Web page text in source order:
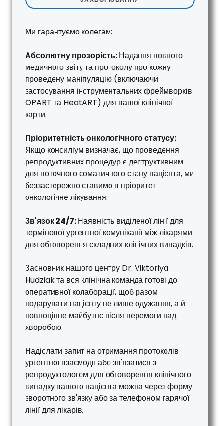
Ми гарантуємо колегам:
Абсолютну прозорість:Надання повного
медичного звіту та протоколу про кожну
проведену маніпуляцію (включаючи
застосування інструментальних фреймворків
OPART та HeatART) для вашої клінічної
карти.
Пріоритетність онкологічного статусу:
Якщо консиліум визначає, що проведення
репродуктивних процедур є деструктивним
для поточного соматичного стану пацієнта, ми
беззастережно ставимо в пріоритет
онкологічне лікування.
Зв'язок 24/7:Наявність виділеної лінії для
термінової ургентної комунікації між лікарями
для обговорення складних клінічних випадків.
Засновник нашого центру Dr. Viktoriya
Hudziak та вся клінічна команда готові до
оперативної колаборації, щоб разом
подарувати пацієнту не лише одужання, а й
повноцінне майбутнє після перемоги над
хворобою.
Надіслати запит на отримання протоколів
ургентної взаємодії або зв'язатися з
репродуктологом для обговорення клінічного
випадку вашого пацієнта можна через форму
зворотного зв'язку або за телефоном гарячої
лінії для лікарів.